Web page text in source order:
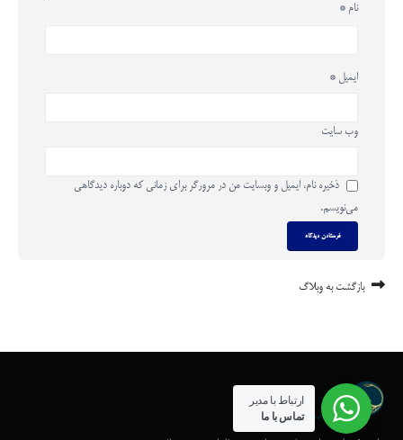
نام *
ایمیل *
وب‌ سایت
ذخیره نام، ایمیل و وبسایت من در مرورگر برای زمانی که دوباره دیدگاهی
می‌نویسم.
بازگشت به وبلاگ
ارتباط با مدیر
تماس با ما